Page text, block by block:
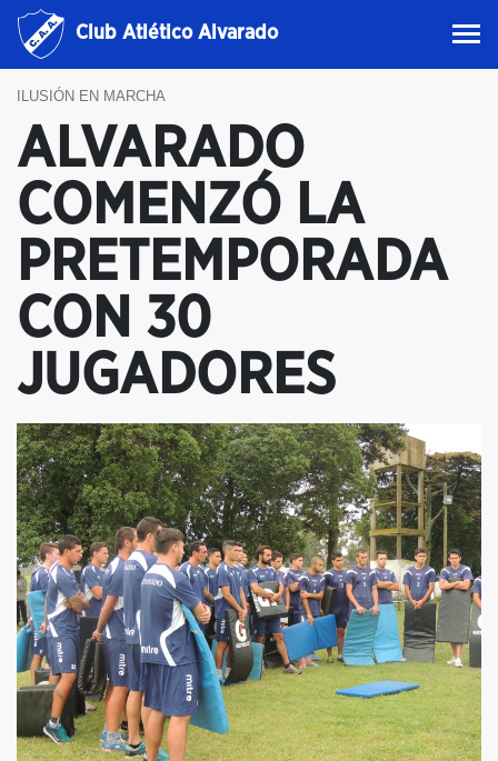
Club Atlético Alvarado
ILUSIÓN EN MARCHA
ALVARADO
COMENZÓ LA
PRETEMPORADA
CON 30
JUGADORES